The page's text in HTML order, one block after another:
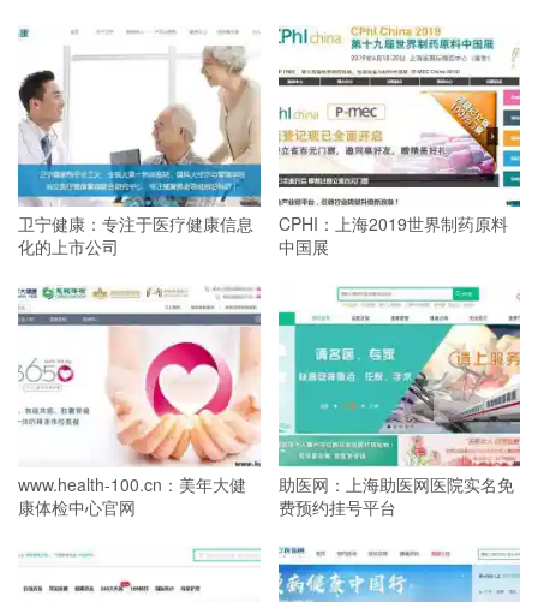
卫宁健康：专注于医疗健康信息
化的上市公司
CPHI：上海2019世界制药原料
中国展
www.health-100.cn：美年大健
康体检中心官网
助医网：上海助医网医院实名免
费预约挂号平台